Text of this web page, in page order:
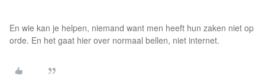
En wie kan je helpen, niemand want men heeft hun zaken niet op
orde. En het gaat hier over normaal bellen, niet internet.